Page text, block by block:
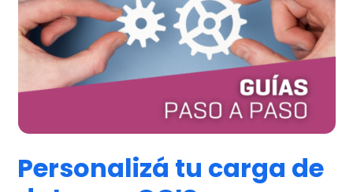
Personalizá tu carga de